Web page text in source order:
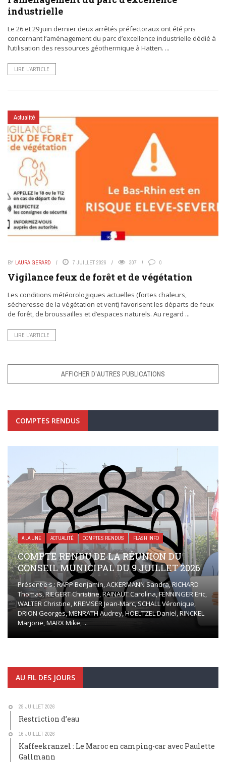
industrielle
Le 26 et 29 juin dernier deux arrêtés préfectoraux ont été pris
concernant l’aménagement du parc d’excellence industrielle dédié à
l’utilisation des ressources géothermique à Hatten. ...
LIRE L’ARTICLE
Actualité
BY LAURA GERARD 7 JUILLET 2026 307 0
Vigilance feux de forêt et de végétation
Les conditions météorologiques actuelles (fortes chaleurs,
sécheresse de la végétation et vent) favorisent les départs de feux
de forêt, de broussailles et d’espaces naturels. Au regard ...
LIRE L’ARTICLE
AFFICHER D’AUTRES PUBLICATIONS
COMPTES RENDUS
A LA UNE ACTUALITÉ COMPTES RENDUS FLASH INFO
COMPTE RENDU DE LA RÉUNION DU
CONSEIL MUNICIPAL DU 9 JUILLET 2026
Présent·e·s : RAPP Benjamin, ACKERMANN Sandra, RICHARD
Thomas, RIEGERT Christine, RAINAUT Carolina, FENNINGER Eric,
WALTER Christine, KREMSER Jean-Marc, SCHALL Véronique,
DRION Georges, MENRATH Audrey, HOELTZEL Daniel, RINCKEL
Marjorie, MARX Mike, ...
AU FIL DES JOURS
29 JUILLET 2026
Restriction d’eau
16 JUILLET 2026
Kaffeekranzel : Le Maroc en camping-car avec Paulette
Gallmann